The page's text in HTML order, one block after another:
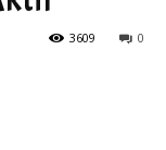
0
3609